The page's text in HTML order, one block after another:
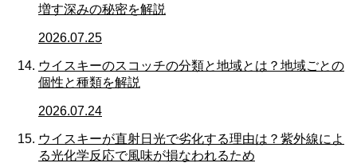
増す深みの秘密を解説
2026.07.25
ウイスキーのスコッチの分類と地域とは？地域ごとの
個性と種類を解説
2026.07.24
ウイスキーが直射日光で劣化する理由は？紫外線によ
る光化学反応で風味が損なわれるため